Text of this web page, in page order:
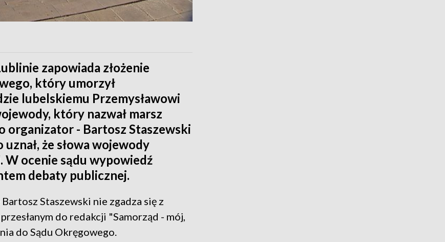
zapowiada złożenie
który umorzył
lubelskiemu Przemysławowi
który nazwał marsz
organizator - Bartosz Staszewski
że słowa wojewody
W ocenie sądu wypowiedź
debaty publicznej.
Staszewski nie zgadza się z
do redakcji "Samorząd - mój,
do Sądu Okręgowego.